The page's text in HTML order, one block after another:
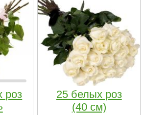
роз
25 белых роз
(40 см)